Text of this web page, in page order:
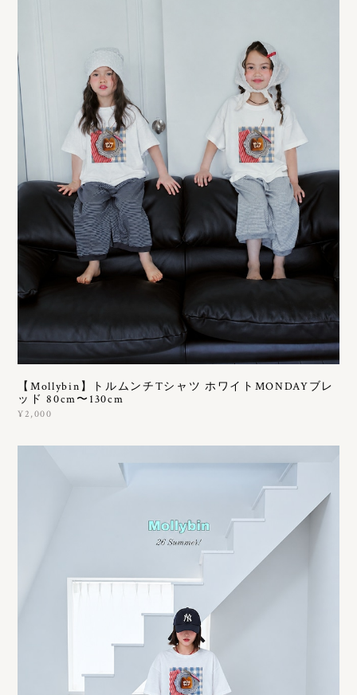
【Mollybin】トルムンチTシャツ ホワイトMONDAYブレ
ッド 80cm〜130cm
¥2,000